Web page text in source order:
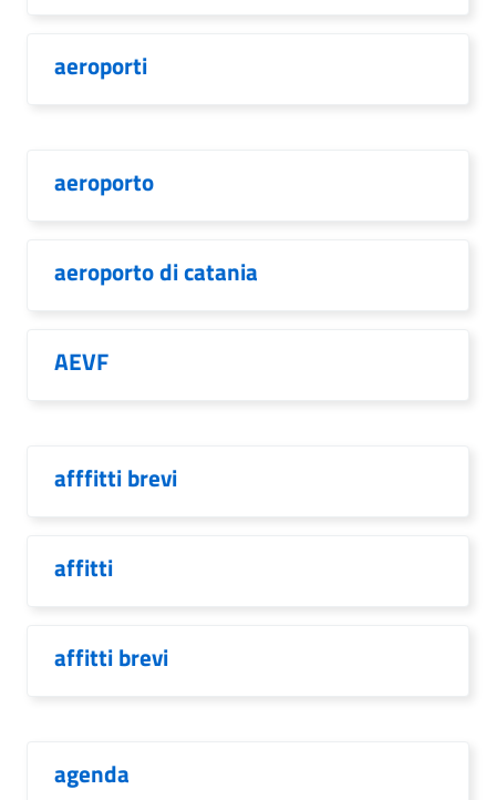
aeroporti
aeroporto
aeroporto di catania
AEVF
afffitti brevi
affitti
affitti brevi
agenda